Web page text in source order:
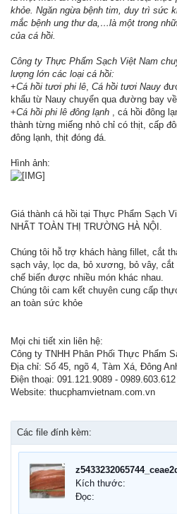
khỏe. Ngăn ngừa bệnh tim, duy trì sức
mắc bệnh ung thư da,…là một trong
của cá hồi.
Công ty Thực Phẩm Sạch Việt Nam
lượng lớn các loại cá hồi:
+Cá hồi tươi phi lê, Cá hồi tươi Nauy
khẩu từ Nauy chuyển qua đường bay
+Cá hồi phi lê đông lạnh , cá hồi đông
thành từng miếng nhỏ chỉ có thịt, cấp
đông lạnh, thịt đóng đá.
Hình ảnh:
Giá thành cá hồi tại Thực Phẩm Sạch
NHẤT TOÀN THỊ TRƯỜNG HÀ NỘI.
Chúng tôi hỗ trợ khách hàng fillet, cắt
sạch vảy, lọc da, bỏ xương, bỏ vây, cắt
chế biến được nhiều món khác nhau.
Chúng tôi cam kết chuyên cung cấp
an toàn sức khỏe
Mọi chi tiết xin liên hệ:
Công ty TNHH Phân Phối Thực Phẩm
Địa chỉ: Số 45, ngõ 4, Tàm Xá, Đông
Điện thoại: 091.121.9089 -
Website: thucphamvietnam.com.vn
Các file đính kèm:
Kích thước:
Đọc: